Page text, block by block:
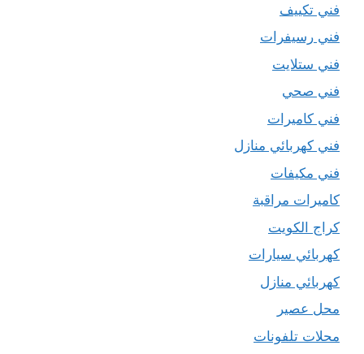
فني تكييف
فني رسيفرات
فني ستلايت
فني صحي
فني كاميرات
فني كهربائي منازل
فني مكيفات
كاميرات مراقبة
كراج الكويت
كهربائي سيارات
كهربائي منازل
محل عصير
محلات تلفونات